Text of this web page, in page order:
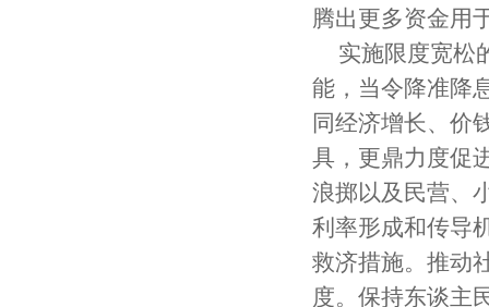
腾出更多资金用
实施限度宽松
能，当令降准降
同经济增长、价
具，更鼎力度促
浪掷以及民营、
利率形成和传导
救济措施。推动
度。保持东谈主